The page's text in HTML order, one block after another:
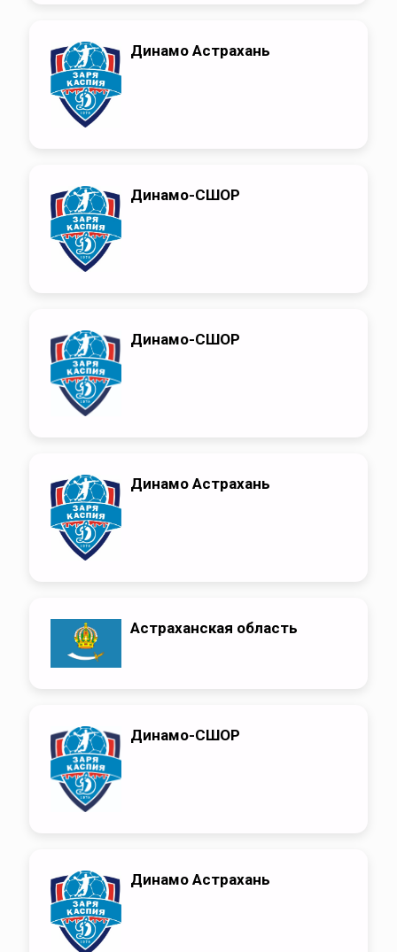
Динамо Астрахань
Динамо-СШОР
Динамо-СШОР
Динамо Астрахань
Астраханская область
Динамо-СШОР
Динамо Астрахань